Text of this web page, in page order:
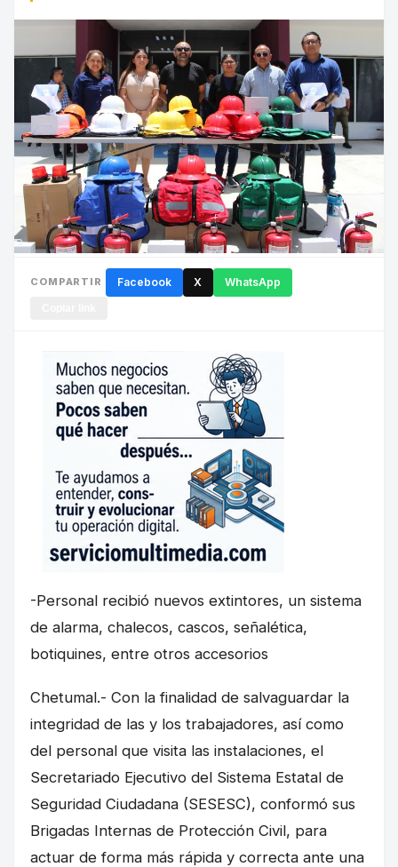
COMPARTIR Facebook X WhatsApp
-Personal recibió nuevos extintores, un sistema
de alarma, chalecos, cascos, señalética,
botiquines, entre otros accesorios
Chetumal.- Con la finalidad de salvaguardar la
integridad de las y los trabajadores, así como
del personal que visita las instalaciones, el
Secretariado Ejecutivo del Sistema Estatal de
Seguridad Ciudadana (SESESC), conformó sus
Brigadas Internas de Protección Civil, para
actuar de forma más rápida y correcta ante una